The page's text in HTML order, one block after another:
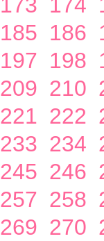
185 186
197 198
209 210
221 222
233 234
245 246
257 258
269 270